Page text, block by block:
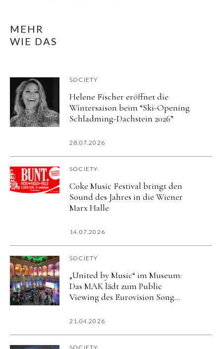
MEHR
WIE DAS
SOCIETY
Helene Fischer eröffnet die
Wintersaison beim “Ski-Opening
Schladming-Dachstein 2026”
28.07.2026
SOCIETY
Coke Music Festival bringt den
Sound des Jahres in die Wiener
Marx Halle
14.07.2026
SOCIETY
„United by Music“ im Museum:
Das MAK lädt zum Public
Viewing des Eurovision Song
20 Uhr
21.04.2026
SOCIETY